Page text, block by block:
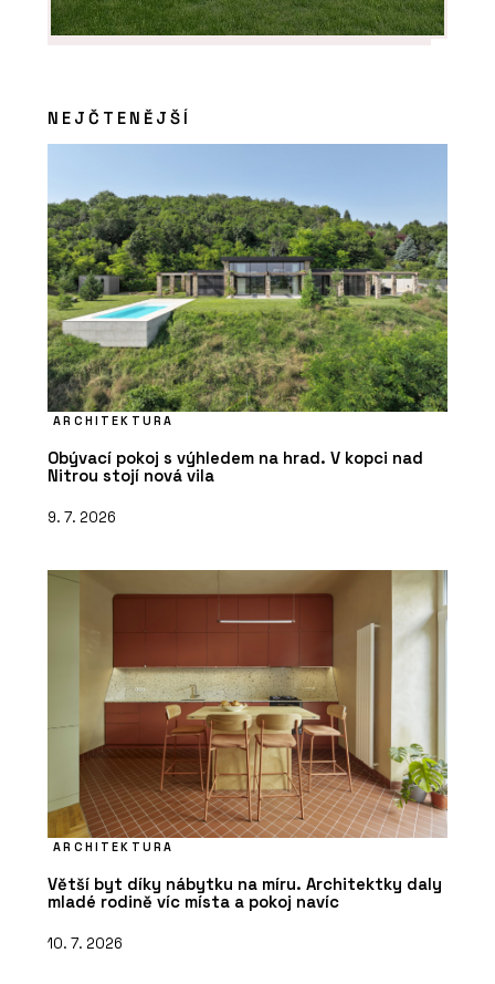
NEJČTENĚJŠÍ
ARCHITEKTURA
Obývací pokoj s výhledem na hrad. V kopci nad
Nitrou stojí nová vila
9. 7. 2026
ARCHITEKTURA
Větší byt díky nábytku na míru. Architektky daly
mladé rodině víc místa a pokoj navíc
10. 7. 2026